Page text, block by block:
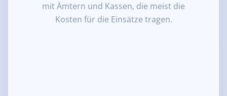
mit Ämtern und Kassen, die meist die
Kosten für die Einsätze tragen.